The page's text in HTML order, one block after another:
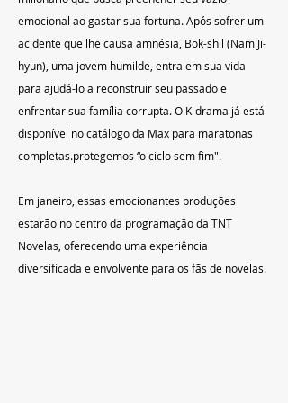
emocional ao gastar sua fortuna. Após sofrer um
acidente que lhe causa amnésia, Bok-shil (Nam Ji-
hyun), uma jovem humilde, entra em sua vida
para ajudá-lo a reconstruir seu passado e
enfrentar sua família corrupta. O K-drama já está
disponível no catálogo da Max para maratonas
completas.protegemos “o ciclo sem fim".
Em janeiro, essas emocionantes produções
estarão no centro da programação da TNT
Novelas, oferecendo uma experiência
diversificada e envolvente para os fãs de novelas.